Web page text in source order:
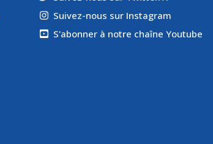
Suivez-nous sur Instagram
S'abonner à notre chaîne Youtube